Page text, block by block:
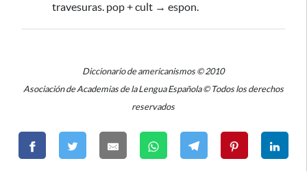
travesuras. pop + cult → espon.
Diccionario de americanismos © 2010
Asociación de Academias de la Lengua Española © Todos los derechos
reservados